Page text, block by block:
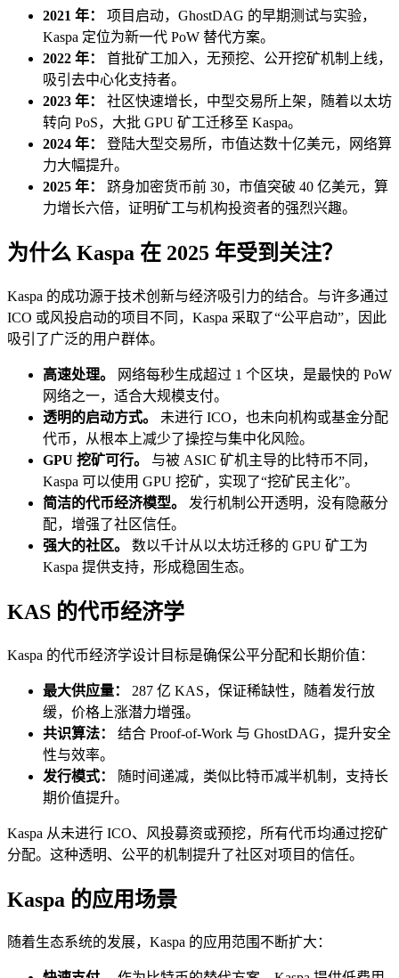
2021 年：
项目启动，GhostDAG 的早期测试与实验，
Kaspa 定位为新一代 PoW 替代方案。
2022 年：
首批矿工加入，无预挖、公开挖矿机制上线，
吸引去中心化支持者。
2023 年：
社区快速增长，中型交易所上架，随着以太坊
转向 PoS，大批 GPU 矿工迁移至 Kaspa。
2024 年：
登陆大型交易所，市值达数十亿美元，网络算
力大幅提升。
2025 年：
跻身加密货币前 30，市值突破 40 亿美元，算
力增长六倍，证明矿工与机构投资者的强烈兴趣。
为什么 Kaspa 在 2025 年受到关注？
Kaspa 的成功源于技术创新与经济吸引力的结合。与许多通过
ICO 或风投启动的项目不同，Kaspa 采取了“公平启动”，因此
吸引了广泛的用户群体。
高速处理。
网络每秒生成超过 1 个区块，是最快的 PoW
网络之一，适合大规模支付。
透明的启动方式。
未进行 ICO，也未向机构或基金分配
代币，从根本上减少了操控与集中化风险。
GPU 挖矿可行。
与被 ASIC 矿机主导的比特币不同，
Kaspa 可以使用 GPU 挖矿，实现了“挖矿民主化”。
简洁的代币经济模型。
发行机制公开透明，没有隐蔽分
配，增强了社区信任。
强大的社区。
数以千计从以太坊迁移的 GPU 矿工为
Kaspa 提供支持，形成稳固生态。
KAS 的代币经济学
Kaspa 的代币经济学设计目标是确保公平分配和长期价值：
最大供应量：
287 亿 KAS，保证稀缺性，随着发行放
缓，价格上涨潜力增强。
共识算法：
结合 Proof-of-Work 与 GhostDAG，提升安全
性与效率。
发行模式：
随时间递减，类似比特币减半机制，支持长
期价值提升。
Kaspa 从未进行 ICO、风投募资或预挖，所有代币均通过挖矿
分配。这种透明、公平的机制提升了社区对项目的信任。
Kaspa 的应用场景
随着生态系统的发展，Kaspa 的应用范围不断扩大：